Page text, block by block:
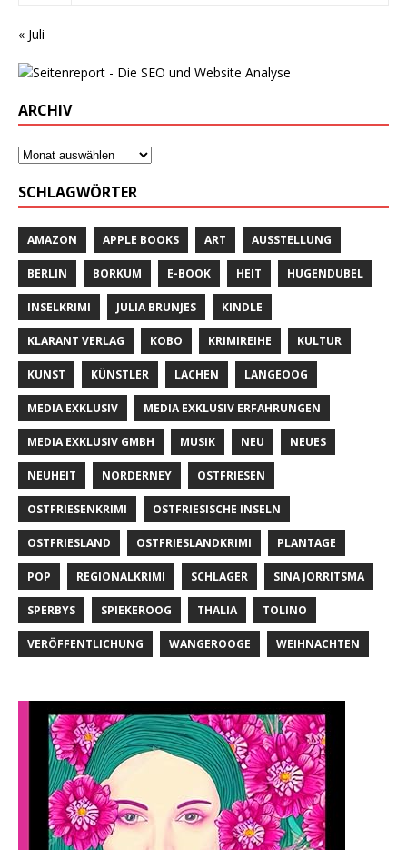
« Juli
ARCHIV
SCHLAGWÖRTER
AMAZON APPLE BOOKS ART AUSSTELLUNG
BERLIN BORKUM E-BOOK HEIT HUGENDUBEL
INSELKRIMI JULIA BRUNJES KINDLE
KLARANT VERLAG KOBO KRIMIREIHE KULTUR
KUNST KÜNSTLER LACHEN LANGEOOG
MEDIA EXKLUSIV MEDIA EXKLUSIV ERFAHRUNGEN
MEDIA EXKLUSIV GMBH MUSIK NEU NEUES
NEUHEIT NORDERNEY OSTFRIESEN
OSTFRIESENKRIMI OSTFRIESISCHE INSELN
OSTFRIESLAND OSTFRIESLANDKRIMI PLANTAGE
POP REGIONALKRIMI SCHLAGER SINA JORRITSMA
SPERBYS SPIEKEROOG THALIA TOLINO
VERÖFFENTLICHUNG WANGEROOGE WEIHNACHTEN